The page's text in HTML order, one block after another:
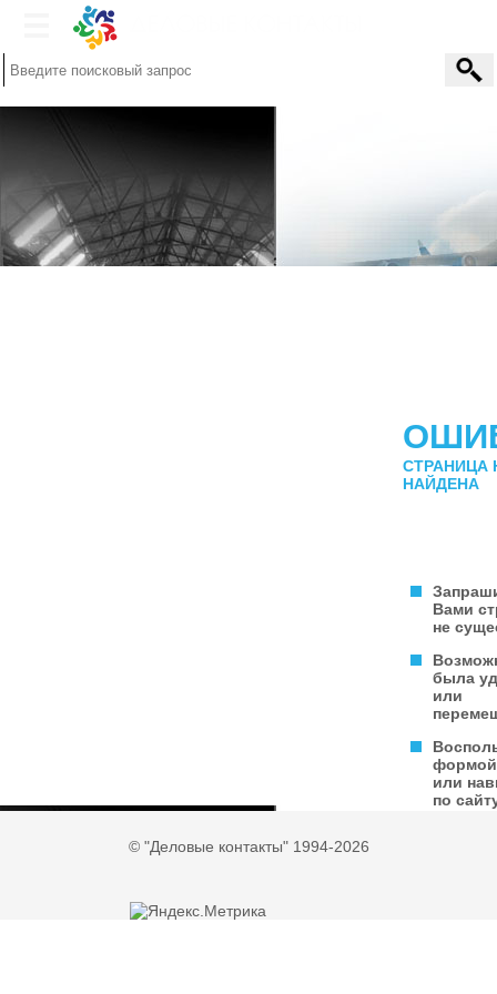
СТРАНИЦА
НАЙДЕНА
Вами
не
была
или
формой
или
по
© "Деловые контакты" 1994-2026